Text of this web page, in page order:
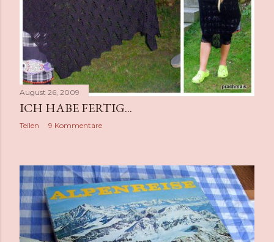
August 26, 2009
ICH HABE FERTIG...
Teilen 9 Kommentare